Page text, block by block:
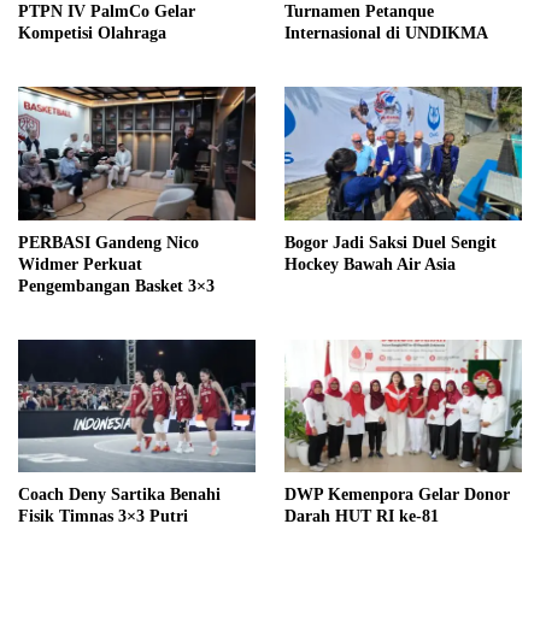
PTPN IV PalmCo Gelar
Kompetisi Olahraga
Turnamen Petanque
Internasional di UNDIKMA
PERBASI Gandeng Nico
Widmer Perkuat
Pengembangan Basket 3×3
Bogor Jadi Saksi Duel Sengit
Hockey Bawah Air Asia
Coach Deny Sartika Benahi
Fisik Timnas 3×3 Putri
DWP Kemenpora Gelar Donor
Darah HUT RI ke-81